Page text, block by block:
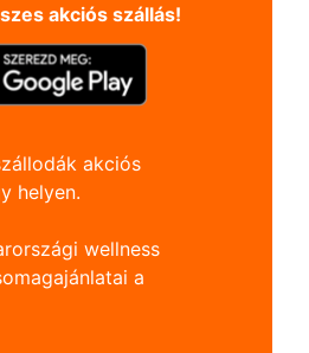
akciós szállás!
akciós
helyen.
wellness
a